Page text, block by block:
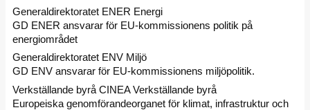
Generaldirektoratet ENER Energi
GD ENER ansvarar för EU-kommissionens politik på
energiområdet
Generaldirektoratet ENV Miljö
GD ENV ansvarar för EU-kommissionens miljöpolitik.
Verkställande byrå CINEA Verkställande byrå
Europeiska genomförandeorganet för klimat, infrastruktur och